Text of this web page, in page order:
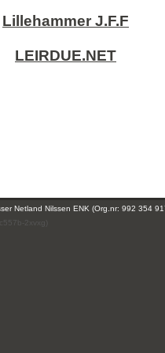
Lillehammer J.F.F
LEIRDUE.NET
Netland Nilssen ENK (Org.nr: 992 354
2xvxg)